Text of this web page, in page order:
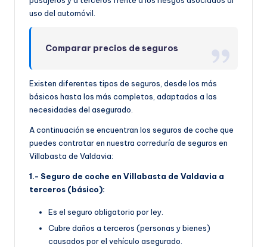
uso del automóvil.
Comparar precios de seguros
Existen diferentes tipos de seguros, desde los más
básicos hasta los más completos, adaptados a las
necesidades del asegurado.
A continuación se encuentran los seguros de coche que
puedes contratar en nuestra correduría de seguros en
Villabasta de Valdavia:
1.- Seguro de coche en Villabasta de Valdavia a
terceros (básico):
Es el seguro obligatorio por ley.
Cubre daños a terceros (personas y bienes)
causados por el vehículo asegurado.